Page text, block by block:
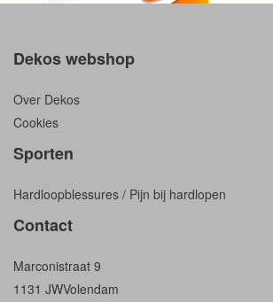
Dekos webshop
Over Dekos
Cookies
Sporten
Hardloopblessures / Pijn bij hardlopen
Contact
Marconistraat 9
1131 JWVolendam